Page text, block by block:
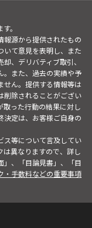
。
報源から提供されたもの
いて意見を表明し、また
、デリバティブ取引、
。また、過去の実績や予
せん。提供する情報等は
削除されることがござい
取った行動の結果に対し
決定は、お客様ご自身の
ス等について言及してい
は異なりますので、詳し
」、「目論見書」、「目
・手数料などの重要事項